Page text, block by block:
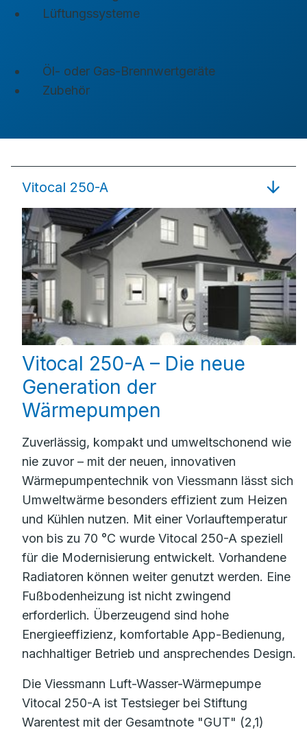
Lüftungssysteme
Öl- oder Gas-Brennwertgeräte
Zubehör
Vitocal 250-A
Vitocal 250-A – Die neue
Generation der
Wärmepumpen
Zuverlässig, kompakt und umweltschonend wie
nie zuvor – mit der neuen, innovativen
Wärmepumpentechnik von Viessmann lässt sich
Umweltwärme besonders effizient zum Heizen
und Kühlen nutzen. Mit einer Vorlauftemperatur
von bis zu 70 °C wurde Vitocal 250-A speziell
für die Modernisierung entwickelt. Vorhandene
Radiatoren können weiter genutzt werden. Eine
Fußbodenheizung ist nicht zwingend
erforderlich. Überzeugend sind hohe
Energieeffizienz, komfortable App-Bedienung,
nachhaltiger Betrieb und ansprechendes Design.
Die Viessmann Luft-Wasser-Wärmepumpe
Vitocal 250-A ist Testsieger bei Stiftung
Warentest mit der Gesamtnote "GUT" (2,1)